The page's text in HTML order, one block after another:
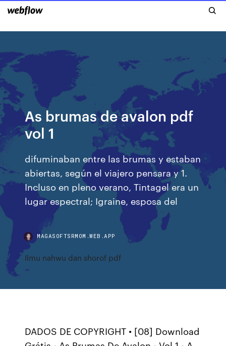
As brumas de avalon pdf
vol 1
difuminaban entre las brumas y estaban
abiertas, según el viajero pensara y 1.
Incluso en pleno verano, Tintagel era un
lugar espectral; Igraine, esposa del
MAGASOFTSRMOM.WEB.APP
Ilmu nahwu dan shorof pdf
DADOS DE COPYRIGHT • [08] Download